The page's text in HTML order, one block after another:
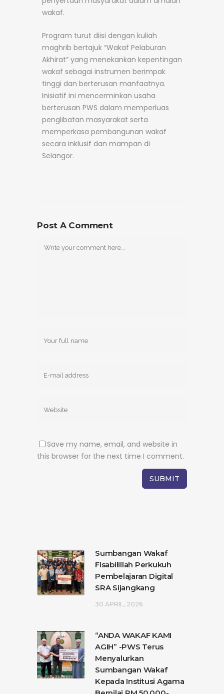
wakaf.
Program turut diisi dengan kuliah
maghrib bertajuk “Wakaf Pelaburan
Akhirat” yang menekankan kepentingan
wakaf sebagai instrumen berimpak
tinggi dan berterusan manfaatnya.
Inisiatif ini mencerminkan usaha
berterusan PWS dalam memperluas
penglibatan masyarakat serta
memperkasa pembangunan wakaf
secara inklusif dan mampan di
Selangor.
Post A Comment
Save my name, email, and website in
this browser for the next time I comment.
Sumbangan Wakaf
Fisabilillah Perkukuh
Pembelajaran Digital
SRA Sijangkang
30 APRIL, 2026
“ANDA WAKAF KAMI
AGIH” -PWS Terus
Menyalurkan
Sumbangan Wakaf
Kepada Institusi Agama